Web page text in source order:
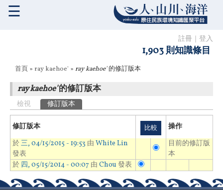
註冊 登入
1,903 則知識條目
☰
您在這裡
首頁 » ray kaehoe' » ray kaehoe'的修訂版本
ray kaehoe'的修訂版本
主要索引標籤
檢視 修訂版本
修訂版本
操作
於三, 04/15/2015 - 19:53 由 White Lin
發表
目前的修訂版
本
於 四, 05/15/2014 - 00:07 由 Chou 發表